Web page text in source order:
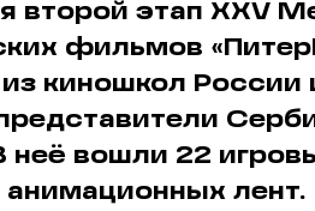
второй этап XXV
фильмов
киношкол России
вошли 22
лент.